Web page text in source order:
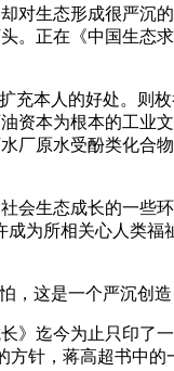
生态形成很严沉
正在《中国生态
本人的好处。则
本为根本的工业
原水受酚类化合
生态成长的一些
为所相关心人类
，这是一个严沉创造
迄今为止只印了
针，蒋高超书中